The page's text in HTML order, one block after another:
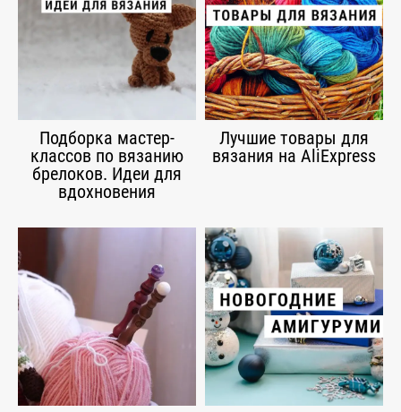
Подборка мастер-
классов по вязанию
брелоков. Идеи для
вдохновения
Лучшие товары для
вязания на AliExpress